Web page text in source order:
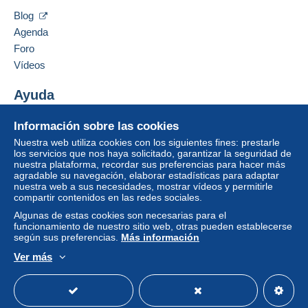
compras: A pagar
Un pago que no pase por
vendedor al comprador. Una compra no pagada
comprador.
cláusulas relativas al pago, estas se considerarán
nulas. Las condiciones de pago de la página web
Delcampe, tal y como se definen en las
condiciones de uso, son las únicas aplicables.
Las compras deben pagarse en un plazo de14
del vendedor.
Garantía:
Derecho de retracto
cargo del comprador.
Para saber el plazo de devolución y de reembolso
consulte las Condiciones de Uso
75009
Añadir ese vendedor a los favoritos
Ocultar los objetos de este vendedor
Información sobre las cookies
Nuestra web utiliza cookies con los siguientes fines: prestarle
los servicios que nos haya solicitado, garantizar la seguridad de
nuestra plataforma, recordar sus preferencias para hacer más
agradable su navegación, elaborar estadísticas para adaptar
nuestra web a sus necesidades, mostrar vídeos y permitirle
compartir contenidos en las redes sociales.
Algunas de estas cookies son necesarias para el
funcionamiento de nuestro sitio web, otras pueden establecerse
según sus preferencias. Más información
Ver más
Blog
Agenda
Foro
Vídeos
Ayuda
Comprar en Delcampe
Vender en Delcampe
Una página securizada